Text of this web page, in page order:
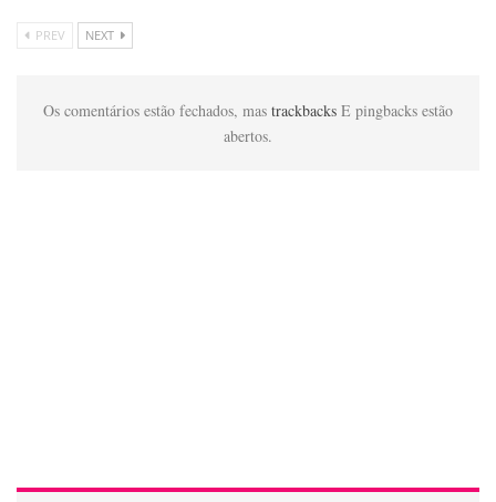
PREV NEXT
Os comentários estão fechados, mas trackbacks E pingbacks estão
abertos.